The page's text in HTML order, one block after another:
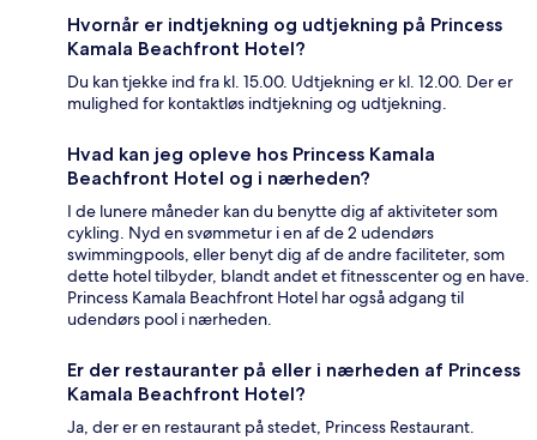
Hvornår er indtjekning og udtjekning på Princess
Kamala Beachfront Hotel?
Du kan tjekke ind fra kl. 15.00. Udtjekning er kl. 12.00. Der er
mulighed for kontaktløs indtjekning og udtjekning.
Hvad kan jeg opleve hos Princess Kamala
Beachfront Hotel og i nærheden?
I de lunere måneder kan du benytte dig af aktiviteter som
cykling. Nyd en svømmetur i en af de 2 udendørs
swimmingpools, eller benyt dig af de andre faciliteter, som
dette hotel tilbyder, blandt andet et fitnesscenter og en have.
Princess Kamala Beachfront Hotel har også adgang til
udendørs pool i nærheden.
Er der restauranter på eller i nærheden af Princess
Kamala Beachfront Hotel?
Ja, der er en restaurant på stedet, Princess Restaurant.